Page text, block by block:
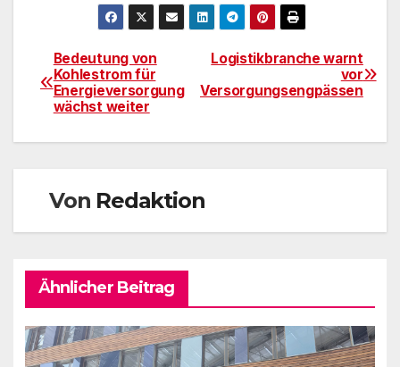
Beitragsnavigation
Logistikbranche warnt
vor
Versorgungsengpässen
Bedeutung von
Kohlestrom für
Energieversorgung
wächst weiter
Von Redaktion
Ähnlicher Beitrag